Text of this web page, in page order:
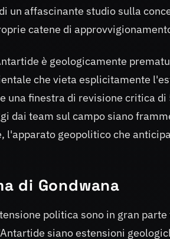
un affascinante studio sulla
catene di
è geologicamente
che vieta esplicitamente
finestra di revisione critica di
dai team sul campo siano
geopolitico che
di Gondwana
politica sono in gran
siano estensioni